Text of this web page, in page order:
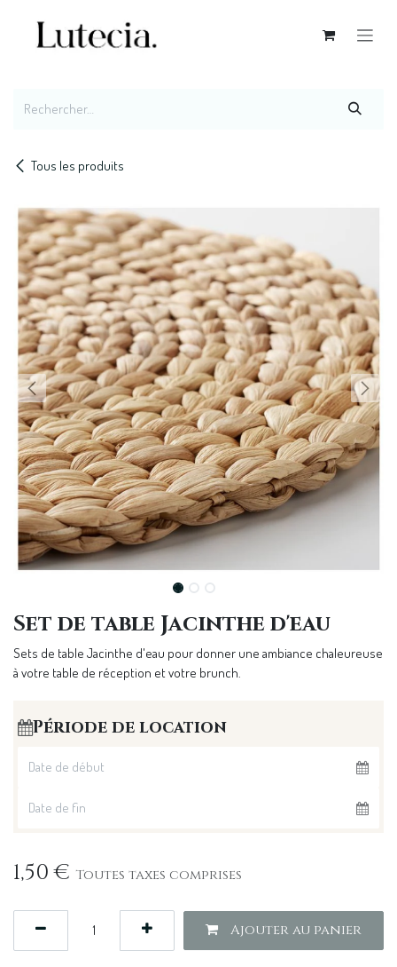
Tous les produits
Set de table Jacinthe d'eau
Sets de table Jacinthe d'eau pour donner une ambiance chaleureuse
à votre table de réception et votre brunch.
Période de location
1,50€ Toutes taxes comprises
Ajouter au panier